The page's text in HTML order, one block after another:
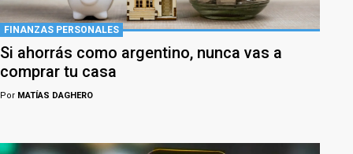
FINANZAS PERSONALES
Si ahorrás como argentino, nunca vas a
comprar tu casa
Por MATÍAS DAGHERO